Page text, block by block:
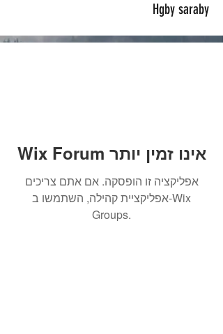
Hgby saraby
Wix Forum אינו זמין יותר
אפליקציה זו הופסקה. אם אתם צריכים
אפליקציית קהילה, השתמשו ב-Wix
Groups.